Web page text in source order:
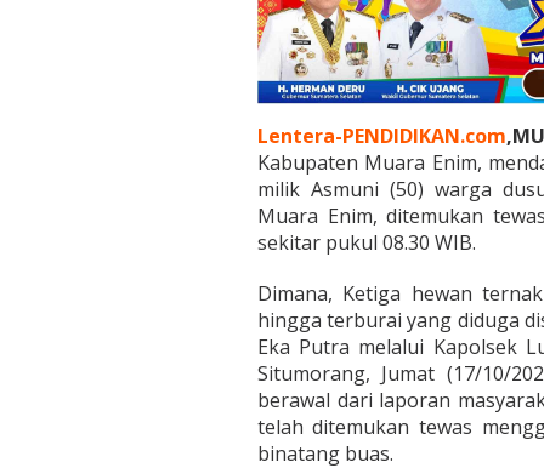
Lentera-PENDIDIKAN.com
Kabupaten Muara Enim,
milik Asmuni (50) warga
Muara Enim, ditemukan
sekitar pukul 08.30 WIB.
Dimana, Ketiga hewan
hingga terburai yang diduga
Eka Putra melalui Kapolsek
Situmorang, Jumat (17/10/
berawal dari laporan
telah ditemukan tewas
binatang buas.